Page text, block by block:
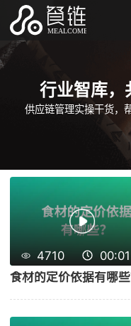
餐链学院 -
行业智库，
供应链管理实操干货，
4710
食材的定价依据有哪些